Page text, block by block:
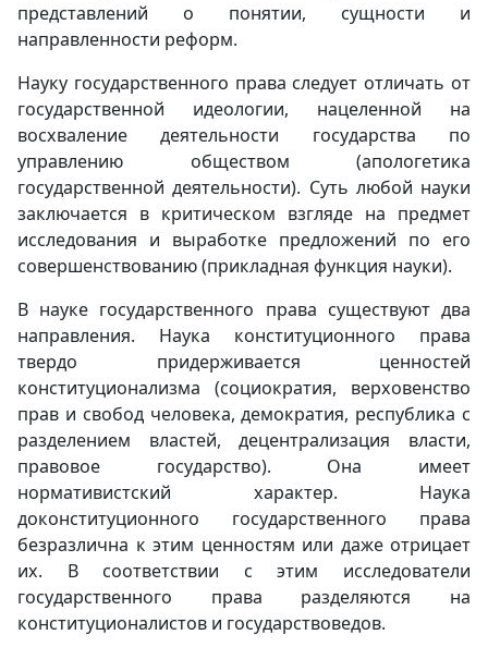
представлений о понятии, сущности и
направленности реформ.
Науку государственного права следует отличать от
государственной идеологии, нацеленной на
восхваление деятельности государства по
управлению обществом (апологетика
государственной деятельности). Суть любой науки
заключается в критическом взгляде на предмет
исследования и выработке предложений по его
совершенствованию (прикладная функция науки).
В науке государственного права существуют два
направления. Наука конституционного права
твердо придерживается ценностей
конституционализма (социократия, верховенство
прав и свобод человека, демократия, республика с
разделением властей, децентрализация власти,
правовое государство). Она имеет
нормативистский характер. Наука
доконституционного государственного права
безразлична к этим ценностям или даже отрицает
их. В соответствии с этим исследователи
государственного права разделяются на
конституционалистов и государствоведов.